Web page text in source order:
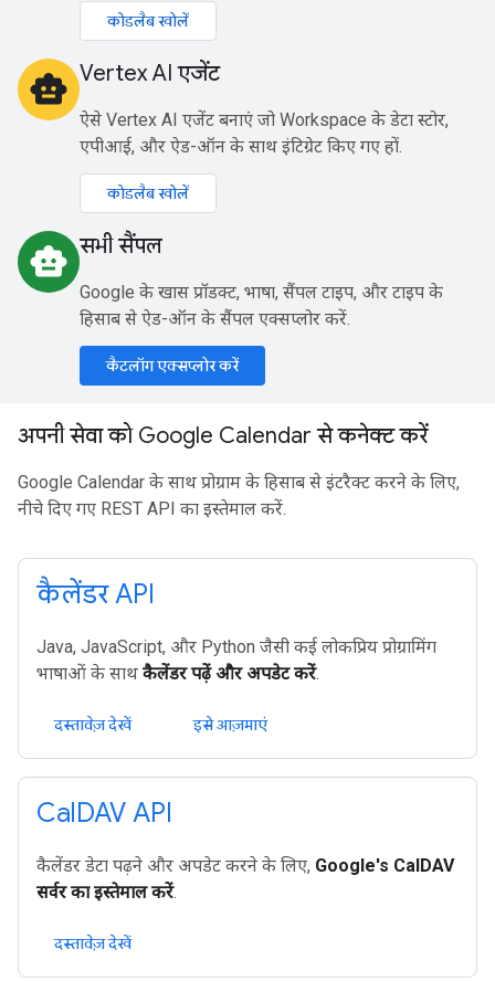
कोडलैब खोलें
smart_toy Vertex AI एजेंट
ऐसे Vertex AI एजेंट बनाएं जो Workspace के डेटा स्टोर,
एपीआई, और ऐड-ऑन के साथ इंटिग्रेट किए गए हों.
कोडलैब खोलें
smart_toy सभी सैंपल
Google के खास प्रॉडक्ट, भाषा, सैंपल टाइप, और टाइप के
हिसाब से ऐड-ऑन के सैंपल एक्सप्लोर करें.
कैटलॉग एक्सप्लोर करें
अपनी सेवा को Google Calendar से कनेक्ट करें
Google Calendar के साथ प्रोग्राम के हिसाब से इंटरैक्ट करने के लिए,
नीचे दिए गए REST API का इस्तेमाल करें.
कैलेंडर API
Java, JavaScript, और Python जैसी कई लोकप्रिय प्रोग्रामिंग
भाषाओं के साथ कैलेंडर पढ़ें और अपडेट करें.
दस्तावेज़ देखें इसे आज़माएं
CalDAV API
कैलेंडर डेटा पढ़ने और अपडेट करने के लिए, Google's CalDAV
सर्वर का इस्तेमाल करें.
दस्तावेज़ देखें